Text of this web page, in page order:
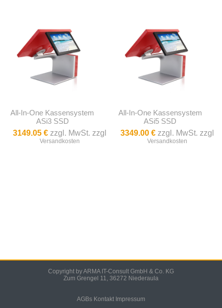
All-In-One Kassensystem
ASi3 SSD
3149.05 €zzgl. MwSt. zzgl
Versandkosten
All-In-One Kassensystem
ASi5 SSD
3349.00 € zzgl. MwSt. zzgl
Versandkosten
Copyright by ARMA IT-Consult GmbH & Co. KG
Zum Grengel 11, 36272 Niederaula
AGBs Kontakt Impressum